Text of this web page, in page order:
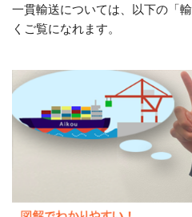
一貫輸送については、以下の「
くご覧になれます。